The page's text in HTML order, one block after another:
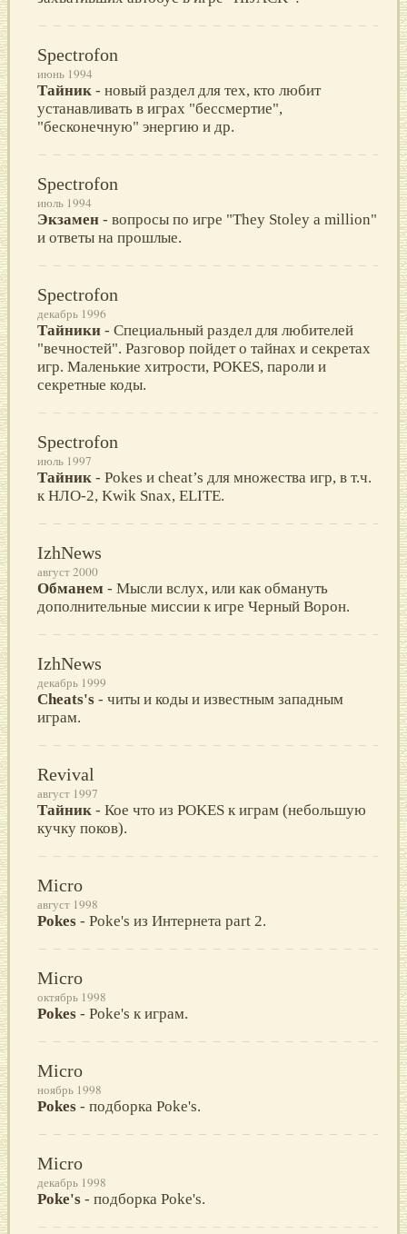
Spectrofon
июнь 1994
Тайник - новый раздел для тех, кто любит
устанавливать в играх "бессмертие",
"бесконечную" энергию и др.
Spectrofon
июль 1994
Экзамен - вопросы по игре "They Stoley a million"
и ответы на прошлые.
Spectrofon
декабрь 1996
Тайники - Специальный раздел для любителей
"вечностей". Разговор пойдет о тайнах и секретах
игр. Маленькие хитрости, POKES, пароли и
секретные коды.
Spectrofon
июль 1997
Тайник - Pokes и cheat’s для множества игр, в т.ч.
к НЛО-2, Kwik Snax, ELITE.
IzhNews
август 2000
Обманем - Мысли вслух, или как обмануть
дополнительные миссии к игре Черный Ворон.
IzhNews
декабрь 1999
Cheats's - читы и коды и известным западным
играм.
Revival
август 1997
Тайник - Кое что из POKES к играм (небольшую
кучку поков).
Micro
август 1998
Pokes - Poke's из Интернета part 2.
Micro
октябрь 1998
Pokes - Poke's к играм.
Micro
ноябрь 1998
Pokes - подборка Poke's.
Micro
декабрь 1998
Poke's - подборка Poke's.